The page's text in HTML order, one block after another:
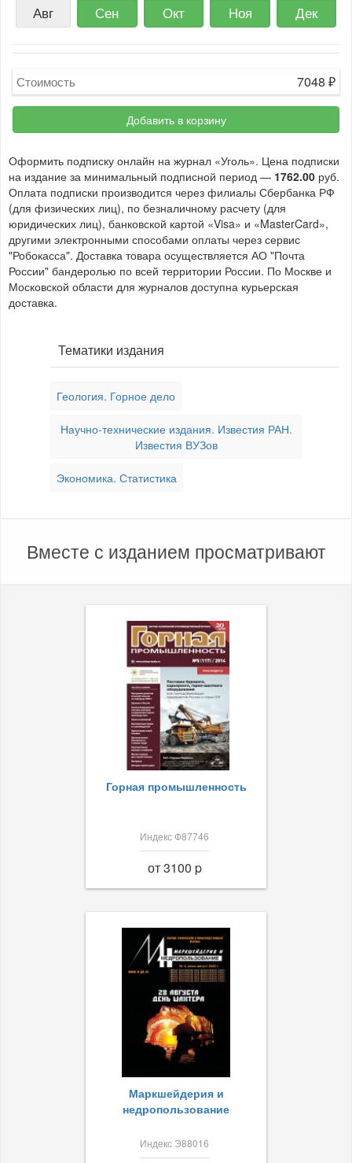
Авг
Сен Окт Ноя Дек
Стоимость 7048 ₽
Добавить в корзину
Оформить подписку онлайн на журнал «Уголь». Цена подписки
на издание за минимальный подписной период — 1762.00 руб.
Оплата подписки производится через филиалы Сбербанка РФ
(для физических лиц), по безналичному расчету (для
юридических лиц), банковской картой «Visa» и «MasterCard»,
другими электронными способами оплаты через сервис
"Робокасса". Доставка товара осуществляется АО "Почта
России" бандеролью по всей территории России. По Москве и
Московской области для журналов доступна курьерская
доставка.
Тематики издания
Геология. Горное дело
Научно-технические издания. Известия РАН.
Известия ВУЗов
Экономика. Статистика
Вместе с изданием просматривают
Горная промышленность
Индекс Ф87746
от 3100 p
Маркшейдерия и
недропользование
Индекс Э88016